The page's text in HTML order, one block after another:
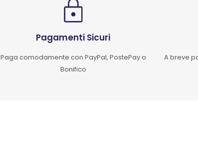
Pagamenti Sicuri
Paga comodamente con PayPal, PostePay o
Bonifico
A breve